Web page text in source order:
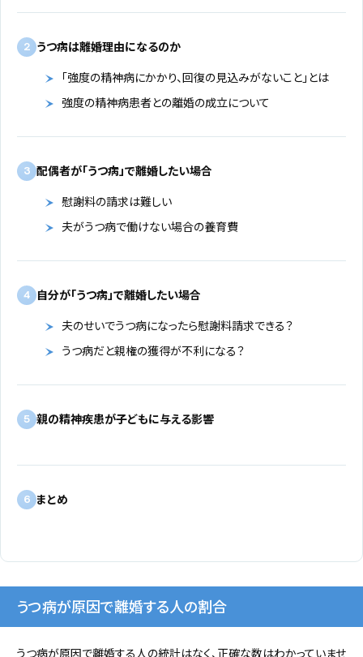
2 うつ病は離婚理由になるのか
「強度の精神病にかかり、回復の見込みがないこと」とは
強度の精神病患者との離婚の成立について
3 配偶者が「うつ病」で離婚したい場合
慰謝料の請求は難しい
夫がうつ病で働けない場合の養育費
4 自分が「うつ病」で離婚したい場合
夫のせいでうつ病になったら慰謝料請求できる？
うつ病だと親権の獲得が不利になる？
5 親の精神疾患が子どもに与える影響
6 まとめ
うつ病が原因で離婚する人の割合
うつ病が原因で離婚する人の統計はなく、正確な数はわかっていませ